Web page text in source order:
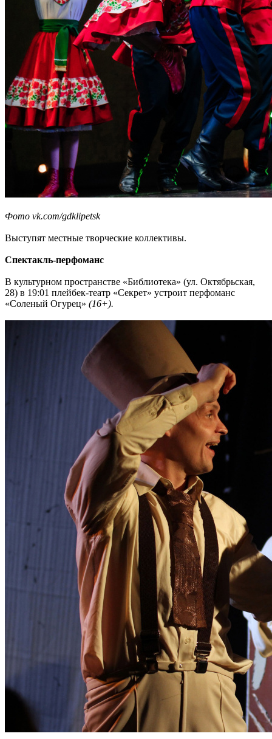
Фото vk.com/gdklipetsk
Выступят местные творческие коллективы.
Спектакль-перфоманс
В культурном пространстве «Библиотека» (ул. Октябрьская,
28) в 19:01 плейбек-театр «Секрет» устроит перфоманс
«Соленый Огурец» (16+).